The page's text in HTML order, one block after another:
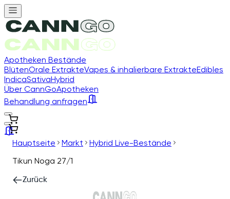
Apotheken Bestände
BlütenOrale ExtrakteVapes & inhalierbare ExtrakteEdibles
IndicaSativaHybrid
Über CannGoApotheken
Behandlung anfragen
Hauptseite Markt
Hybrid Live-Bestände
Tikun Noga 27/1
Zurück